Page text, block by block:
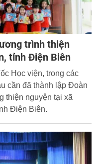
trình thiện
tỉnh Điện Biên
Học viện, trong các
cần đã thành lập Đoàn
thiện nguyện tại xã
Điện Biên.